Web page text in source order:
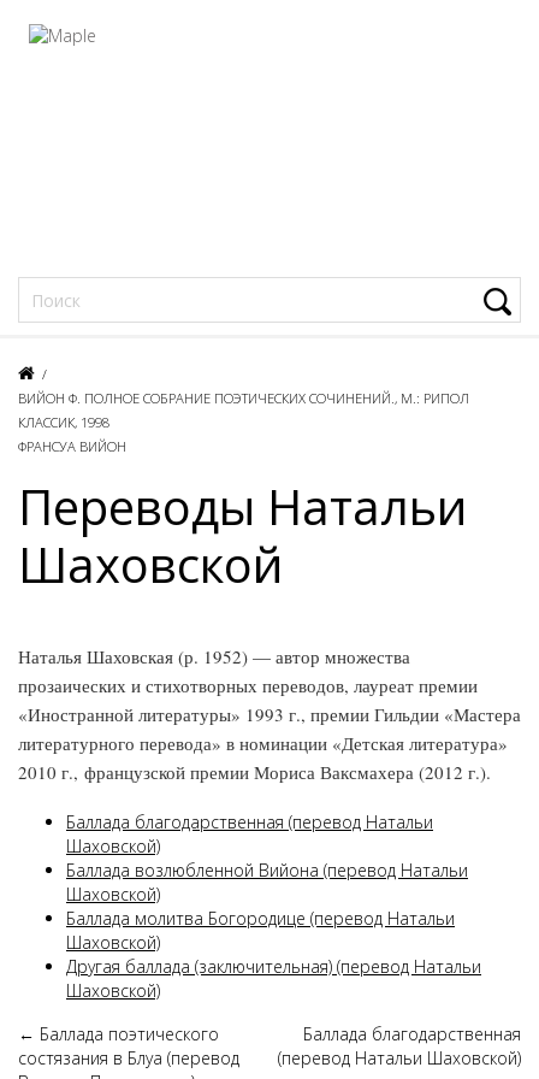
/
ВИЙОН Ф. ПОЛНОЕ СОБРАНИЕ ПОЭТИЧЕСКИХ СОЧИНЕНИЙ., М.: РИПОЛ
КЛАССИК, 1998
ФРАНСУА ВИЙОН
Переводы Натальи
Шаховской
Наталья Шаховская (р. 1952) — автор множества
прозаических и стихотворных переводов, лауреат премии
«Иностранной литературы» 1993 г., премии Гильдии «Мастера
литературного перевода» в номинации «Детская литература»
2010 г., французской премии Мориса Ваксмахера (2012 г.).
Баллада благодарственная (перевод Натальи
Шаховской)
Баллада возлюбленной Вийона (перевод Натальи
Шаховской)
Баллада молитва Богородице (перевод Натальи
Шаховской)
Другая баллада (заключительная) (перевод Натальи
Шаховской)
← Баллада поэтического
состязания в Блуа (перевод
Баллада благодарственная
(перевод Натальи Шаховской)